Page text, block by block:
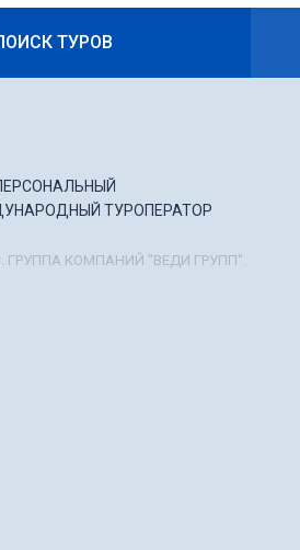
ТУРОВ
ТУРОПЕРАТОР
ГРУППА КОМПАНИЙ "ВЕДИ ГРУПП".